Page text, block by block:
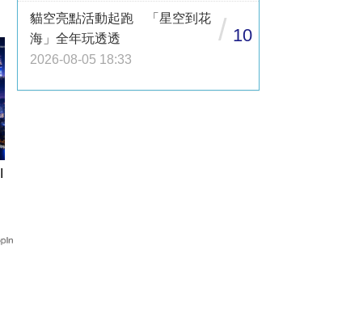
貓空亮點活動起跑 「星空到花
海」全年玩透透
2026-08-05 18:33
/ 10